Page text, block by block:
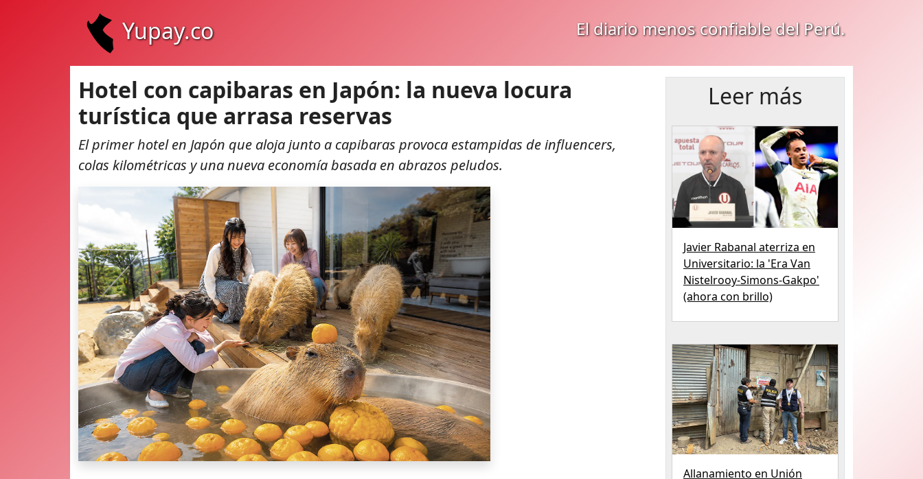
Yupay.co El diario menos confiable del Perú.
Hotel con capibaras en Japón: la nueva locura
turística que arrasa reservas
El primer hotel en Japón que aloja junto a capibaras provoca estampidas de influencers,
colas kilométricas y una nueva economía basada en abrazos peludos.
Leer más
Javier Rabanal aterriza en
Universitario: la 'Era Van
Nistelrooy-Simons-Gakpo'
(ahora con brillo)
Allanamiento en Unión